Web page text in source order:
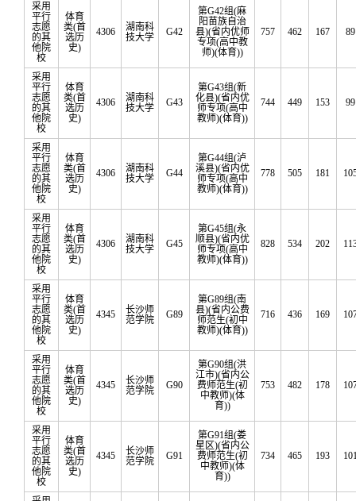
采用
平行
志愿
的其
他院
校
体育
类(首
选历
史)
4306
湖南科
技大学
G42
第G42组(麻
阳苗族自治
县)(省内优师
专项(高中教
师)(体育))
757 462 167 89
采用
平行
志愿
的其
他院
校
体育
类(首
选历
史)
4306
湖南科
技大学
G43
第G43组(新
化县)(省内优
师专项(高中
教师)(体育))
744 449 153 99
采用
平行
志愿
的其
他院
校
体育
类(首
选历
史)
4306
湖南科
技大学
G44
第G44组(泸
溪县)(省内优
师专项(高中
教师)(体育))
778 505 181
采用
平行
志愿
的其
他院
校
体育
类(首
选历
史)
4306
湖南科
技大学
G45
第G45组(永
顺县)(省内优
师专项(高中
教师)(体育))
828 534 202
采用
平行
志愿
的其
他院
校
体育
类(首
选历
史)
4345
长沙师
范学院
G89
第G89组(南
县)(省内公费
师范生(初中
教师)(体育))
716 436 169
采用
平行
志愿
的其
他院
校
体育
类(首
选历
史)
4345
长沙师
范学院
G90
第G90组(洪
江市)(省内公
费师范生(初
中教师)(体
育))
753 482 178
采用
平行
志愿
的其
他院
校
体育
类(首
选历
史)
4345
长沙师
范学院
G91
第G91组(娄
星区)(省内公
费师范生(初
中教师)(体
育))
734 465 193